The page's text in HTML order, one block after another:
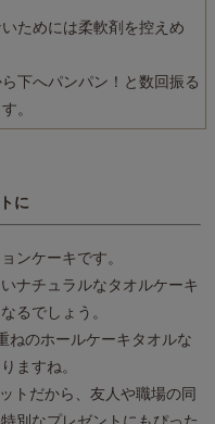
ためには柔軟剤を控えめ
下へパンパン！と数回振る
。
に
ンケーキです。
ナチュラルなタオルケーキ
るでしょう。
ねのホールケーキタオルな
ますね。
トだから、友人や職場の同
別なプレゼントにもぴった